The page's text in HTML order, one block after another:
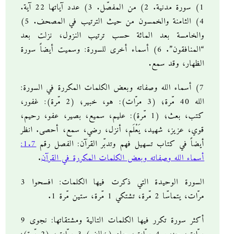
1) سورة مدنية. 2) من المفصّل. 3) عدد آياتها 22 آية.
4) الثامنة والخمسون من حيث الترتيب في المصحف. 5)
والخامسة بعد المائة حسب ترتيب النزول، نزلت بعد
“المنافقون”. 6) أسماء أخرى للسورة: وسميت أيضاً سورة
الظهار، وقد سمع.
7) أسماء الله وصفاته وبعض الكلمات المكررة في السورة:
الله 40 مّرة؛ (3 مرّات): هو، خبير؛ (2 مّرة): غفور،
كتب، بعث؛ (1 مّرة): عليم، سميع، بصير، عفو، رحيم،
قوي، عزيز، شهيد، يَعْلَم، أنزل، رضي، سمع، أحصى. انظر
أيضاً في كتاب تسهيل فهم وتدبّر القرآن: الفصل رقم
1.7:
أسماء الله وصفاته وبعض الكلمات المكررة في القرآن.
السورة الوحيدة التي ذكرت فيها الكلمات: افسحوا 3
مرّات، يتماسّا 2 مّرة، تشتكي 1 مّرة، ستين مّرة 1.
أكثر سورة تكرر فيها الكلمات التالية ومشتقاتها: نجوى 9